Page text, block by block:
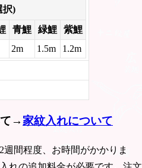
択)
青鯉 緑鯉
紫鯉
2m 1.5m 1.2m
て→家紋入れについて
間程度、お時間がかかりま